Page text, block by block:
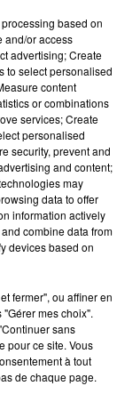
INEZ, TAWSEN
La La
Gémeaux
based on
and/or access
advertising; Create
to select personalised
content
or combinations
services; Create
personalised
security, prevent and
and content;
may
data to offer
information actively
combine data from
devices based on
fermer", ou affiner en
mes choix".
sans
pour ce site. Vous
à tout
de chaque page.